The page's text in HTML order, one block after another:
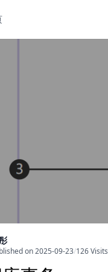
on 2025-09-23/126 Visits